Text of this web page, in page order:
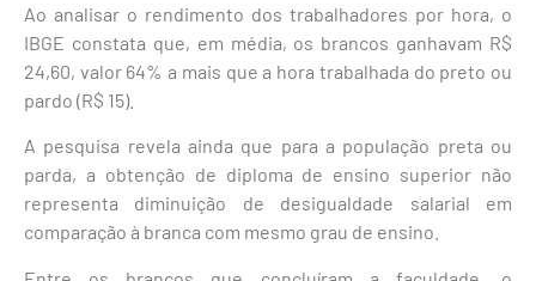
Ao analisar o rendimento dos trabalhadores por hora, o
IBGE constata que, em média, os brancos ganhavam R$
24,60, valor 64% a mais que a hora trabalhada do preto ou
pardo (R$ 15).
A pesquisa revela ainda que para a população preta ou
parda, a obtenção de diploma de ensino superior não
representa diminuição de desigualdade salarial em
comparação à branca com mesmo grau de ensino.